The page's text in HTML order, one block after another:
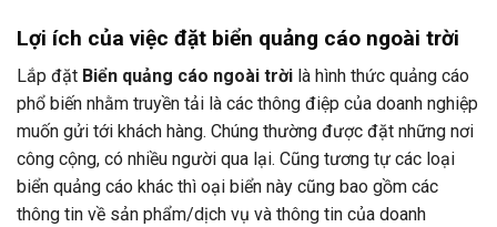
Lợi ích của việc đặt biển quảng cáo ngoài trời
Lắp đặt Biển quảng cáo ngoài trời là hình thức quảng cáo
phổ biến nhằm truyền tải là các thông điệp của doanh nghiệp
muốn gửi tới khách hàng. Chúng thường được đặt những nơi
công cộng, có nhiều người qua lại. Cũng tương tự các loại
biển quảng cáo khác thì oại biển này cũng bao gồm các
thông tin về sản phẩm/dịch vụ và thông tin của doanh